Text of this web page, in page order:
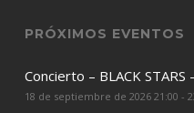
PRÓXIMOS EVENTOS
Concierto – BLACK
18 de septiembre de 2026 21:00 -